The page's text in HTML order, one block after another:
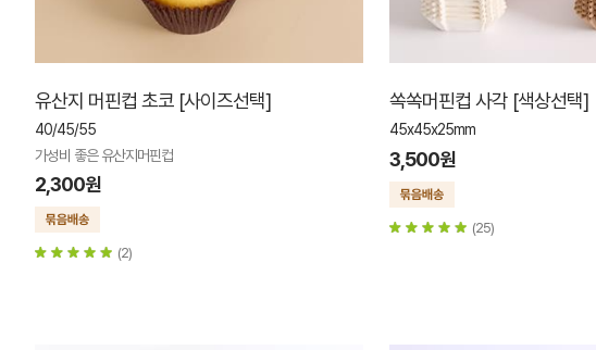
유산지 머핀컵 초코 [사이즈선택]
40/45/55
가성비 좋은 유산지머핀컵
2,300원
(2)
쏙쏙머핀컵 사각 [색상선택]
45x45x25mm
3,500원
(25)